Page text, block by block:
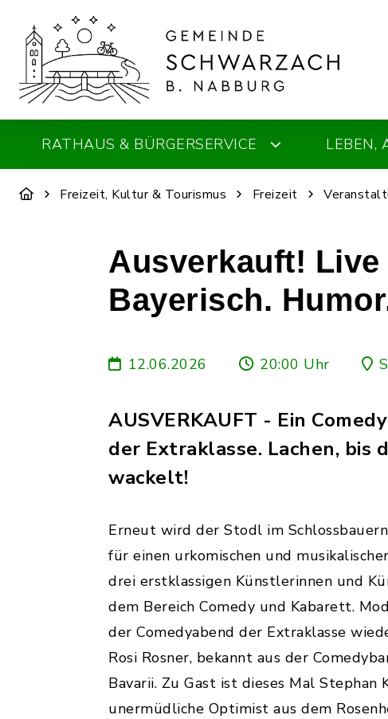
RATHAUS & BÜRGERSERVICE LEBEN,
Freizeit, Kultur & Tourismus Freizeit
Ausverkauft!
Bayerisch.
12.06.2026 20:00 Uhr
AUSVERKAUFT - Ein
der Extraklasse. Lachen, bis
wackelt!
Erneut wird der Stodl im
für einen urkomischen und
drei erstklassigen Künstlerinnen und
dem Bereich Comedy und Kabarett.
der Comedyabend der Extraklasse
Rosi Rosner, bekannt aus der
Bavarii. Zu Gast ist dieses Mal Stephan
unermüdliche Optimist aus dem